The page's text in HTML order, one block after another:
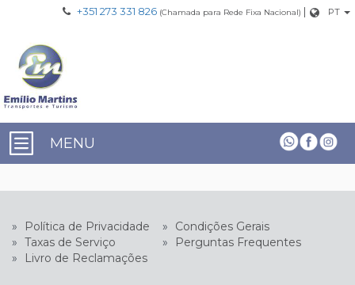
+351 273 331 826 (Chamada para Rede Fixa Nacional) | PT
MENU
» Política de Privacidade »
Condições Gerais
» Taxas de Serviço »
Perguntas Frequentes
»
Livro de Reclamações